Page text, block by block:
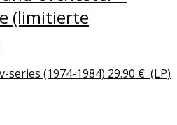
(limitierte
series (1974-1984) 29.90 € (LP)